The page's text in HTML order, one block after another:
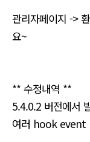
관리자페이지 ->
요~
** 수정내역 **
5.4.0.2 버전에서
여러 hook event